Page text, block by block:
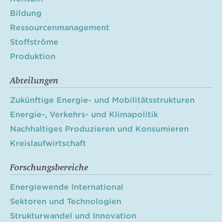
Bildung
Ressourcenmanagement
Stoffströme
Produktion
Abteilungen
Zukünftige Energie- und Mobilitätsstrukturen
Energie-, Verkehrs- und Klimapolitik
Nachhaltiges Produzieren und Konsumieren
Kreislaufwirtschaft
Forschungsbereiche
Energiewende International
Sektoren und Technologien
Strukturwandel und Innovation